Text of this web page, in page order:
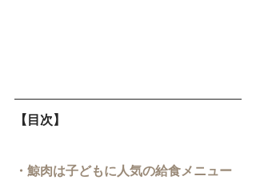
【目次】
・ 鯨肉は子どもに人気の給食メニュー